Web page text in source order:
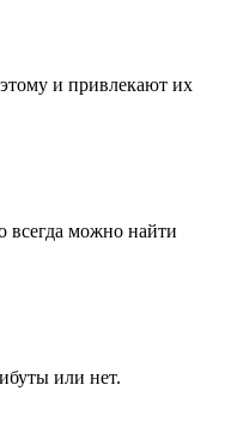
и привлекают их
всегда можно найти
или нет.